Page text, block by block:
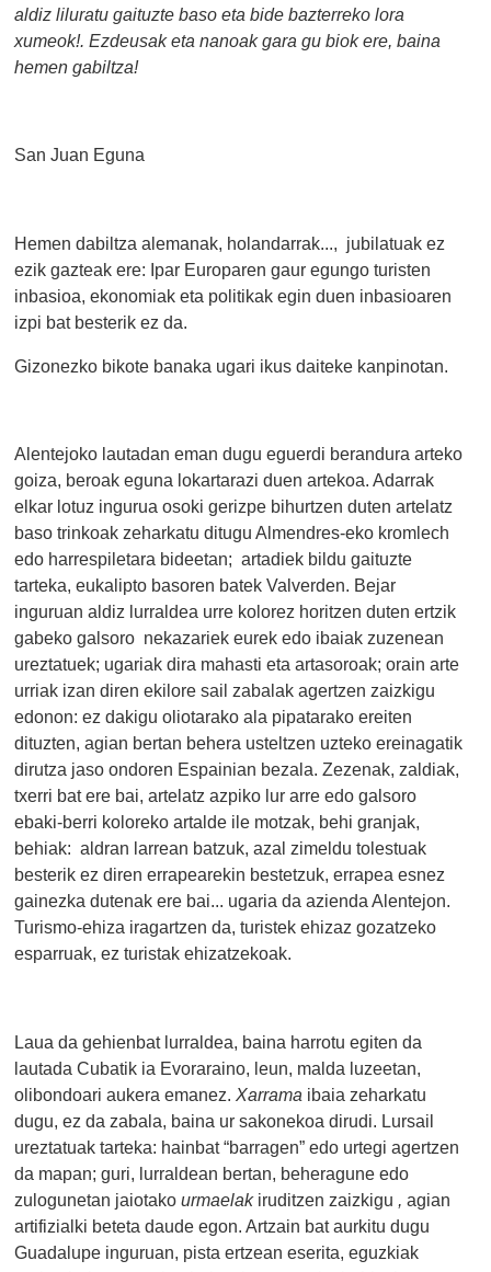
aldiz liluratu gaituzte baso eta bide bazterreko lora
xumeok!. Ezdeusak eta nanoak gara gu biok ere, baina
hemen gabiltza!
San Juan Eguna
Hemen dabiltza alemanak, holandarrak..., jubilatuak ez
ezik gazteak ere: Ipar Europaren gaur egungo turisten
inbasioa, ekonomiak eta politikak egin duen inbasioaren
izpi bat besterik ez da.
Gizonezko bikote banaka ugari ikus daiteke kanpinotan.
Alentejoko lautadan eman dugu eguerdi berandura arteko
goiza, beroak eguna lokartarazi duen artekoa. Adarrak
elkar lotuz ingurua osoki gerizpe bihurtzen duten artelatz
baso trinkoak zeharkatu ditugu Almendres-eko kromlech
edo harrespiletara bideetan; artadiek bildu gaituzte
tarteka, eukalipto basoren batek Valverden. Bejar
inguruan aldiz lurraldea urre kolorez horitzen duten ertzik
gabeko galsoro nekazariek eurek edo ibaiak zuzenean
ureztatuek; ugariak dira mahasti eta artasoroak; orain arte
urriak izan diren ekilore sail zabalak agertzen zaizkigu
edonon: ez dakigu oliotarako ala pipatarako ereiten
dituzten, agian bertan behera usteltzen uzteko ereinagatik
dirutza jaso ondoren Espainian bezala. Zezenak, zaldiak,
txerri bat ere bai, artelatz azpiko lur arre edo galsoro
ebaki-berri koloreko artalde ile motzak, behi granjak,
behiak: aldran larrean batzuk, azal zimeldu tolestuak
besterik ez diren errapearekin bestetzuk, errapea esnez
gainezka dutenak ere bai... ugaria da azienda Alentejon.
Turismo-ehiza iragartzen da, turistek ehizaz gozatzeko
esparruak, ez turistak ehizatzekoak.
Laua da gehienbat lurraldea, baina harrotu egiten da
lautada Cubatik ia Evoraraino, leun, malda luzeetan,
olibondoari aukera emanez.Xarrama ibaia zeharkatu
dugu, ez da zabala, baina ur sakonekoa dirudi. Lursail
ureztatuak tarteka: hainbat “barragen” edo urtegi agertzen
da mapan; guri, lurraldean bertan, beheragune edo
zulogunetan jaiotakourmaelak iruditzen zaizkigu , agian
artifizialki beteta daude egon. Artzain bat aurkitu dugu
Guadalupe inguruan, pista ertzean eserita, eguzkiak